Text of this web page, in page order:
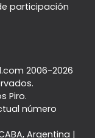
participación
2006-2026
Piro.
número
Argentina |